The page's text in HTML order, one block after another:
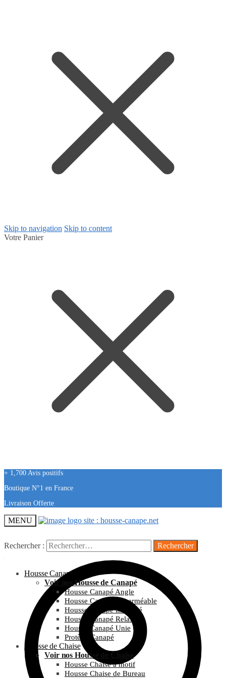
Skip to navigation Skip to content
Votre Panier
+ 1,700 Avis positifs
Boutique N°1 en France
Livraison Offerte
MENU
Rechercher :
Housse Canapé
Voir nos Housse de Canapé
Housse Canapé Angle
Housse Canapé Imperméable
Housse Canapé Imprimé
Housse Canapé Relax
Housse Canapé Unie
Protège Canapé
Housse de Chaise
Voir nos Housse de Chaise
Housse Chaise à motif
Housse Chaise de Bureau